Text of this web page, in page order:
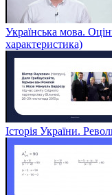
Українська мова.
характеристика)
Історія України.